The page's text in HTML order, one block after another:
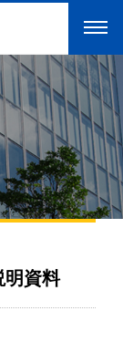
資料